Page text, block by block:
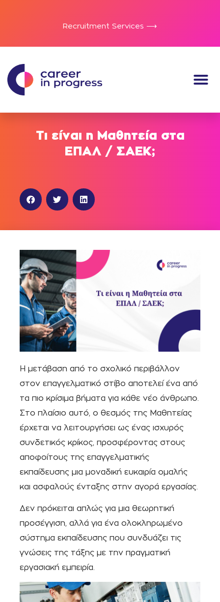
Recruitment Services ⟶
Τι είναι η Μαθητεία στα
EΠΑΛ / ΣΑΕΚ;
Η μετάβαση από το σχολικό περιβάλλον
στον επαγγελματικό στίβο αποτελεί ένα από
τα πιο κρίσιμα βήματα για κάθε νέο άνθρωπο.
Στο πλαίσιο αυτό, ο θεσμός της Μαθητείας
έρχεται να λειτουργήσει ως ένας ισχυρός
συνδετικός κρίκος, προσφέροντας στους
αποφοίτους της επαγγελματικής
εκπαίδευσης μια μοναδική ευκαιρία ομαλής
και ασφαλούς ένταξης στην αγορά εργασίας.
Δεν πρόκειται απλώς για μια θεωρητική
προσέγγιση, αλλά για ένα ολοκληρωμένο
σύστημα εκπαίδευσης που συνδυάζει τις
γνώσεις της τάξης με την πραγματική
εργασιακή εμπειρία.